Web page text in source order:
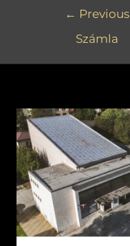
← Previous
Számla